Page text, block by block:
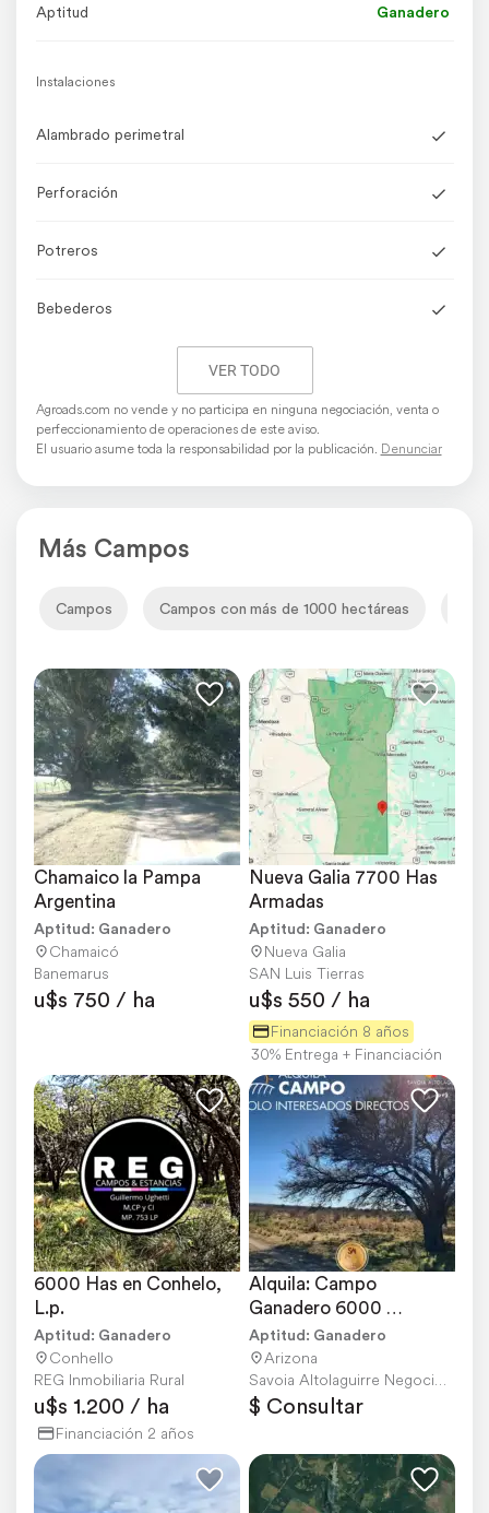
Aptitud Ganadero
Instalaciones
Alambrado perimetral
Perforación
Potreros
Bebederos
Bomba de agua
Mangas
VER TODO
Agroads.com no vende y no participa en ninguna negociación, venta o
perfeccionamiento de operaciones de este aviso.
El usuario asume toda la responsabilidad por la publicación. Denunciar
Más Campos
Campos Campos con más de 1000 hectáreas
Chamaico la Pampa
Argentina
Aptitud: Ganadero
Chamaicó
Banemarus
u$s 750 / ha
Nueva Galia 7700 Has
Armadas
Aptitud: Ganadero
Nueva Galia
SAN Luis Tierras
u$s 550 / ha
Financiación 8 años
30% Entrega + Financiación
6000 Has en Conhelo,
L.p.
Aptitud: Ganadero
Conhello
REG Inmobiliaria Rural
u$s 1.200 / ha
Financiación 2 años
Alquila: Campo
Ganadero 6000
Hectáreas en Arizona,
San Luis
Aptitud: Ganadero
Arizona
Savoia Altolaguirre Negocios Inmobiliarios
$ Consultar